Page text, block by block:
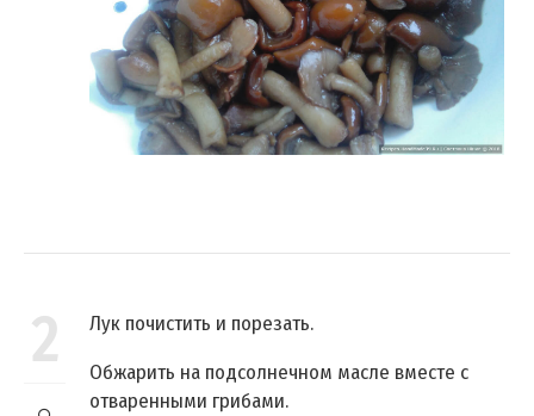
2
Лук почистить и порезать.
Обжарить на подсолнечном масле вместе с
отваренными грибами.